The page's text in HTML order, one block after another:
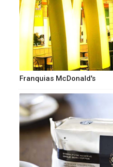
Franquias McDonald's